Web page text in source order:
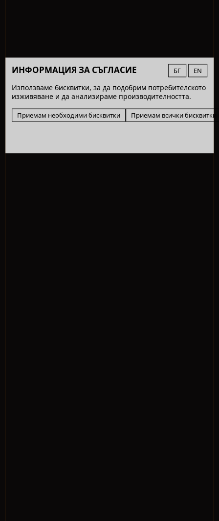
ИНФОРМАЦИЯ ЗА СЪГЛАСИЕ БГ EN
Използваме бисквитки, за да подобрим потребителското
изживяване и да анализираме производителността.
Приемам необходими бисквитки Приемам всички бисквитки